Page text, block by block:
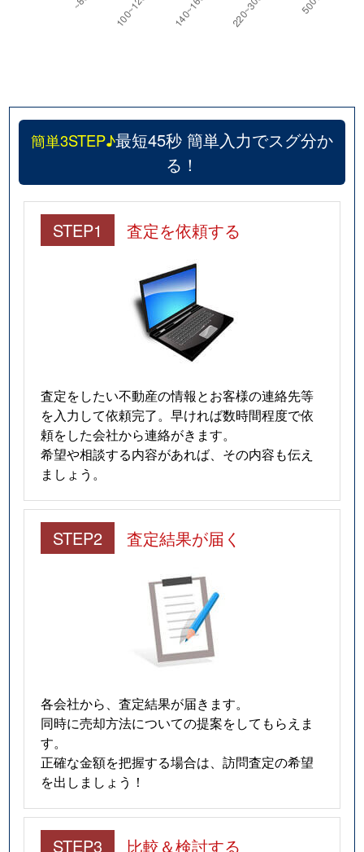
簡単3STEP♪最短45秒 簡単入力でスグ分か
る！
STEP1 査定を依頼する
査定をしたい不動産の情報とお客様の連絡先等
を入力して依頼完了。早ければ数時間程度で依
頼をした会社から連絡がきます。
希望や相談する内容があれば、その内容も伝え
ましょう。
STEP2 査定結果が届く
各会社から、査定結果が届きます。
同時に売却方法についての提案をしてもらえま
す。
正確な金額を把握する場合は、訪問査定の希望
を出しましょう！
STEP3 比較＆検討する